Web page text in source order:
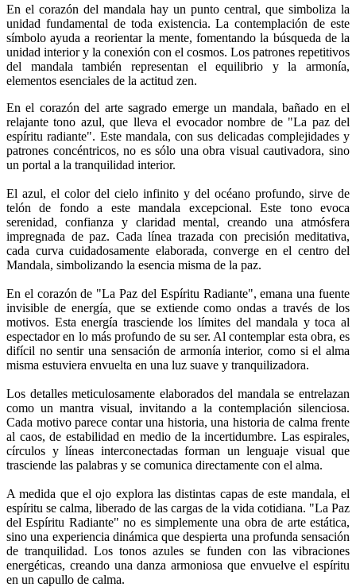
En el corazón del mandala hay un punto central, que simboliza la
unidad fundamental de toda existencia. La contemplación de este
símbolo ayuda a reorientar la mente, fomentando la búsqueda de la
unidad interior y la conexión con el cosmos. Los patrones repetitivos
del mandala también representan el equilibrio y la armonía,
elementos esenciales de la actitud zen.
En el corazón del arte sagrado emerge un mandala, bañado en el
relajante tono azul, que lleva el evocador nombre de "La paz del
espíritu radiante". Este mandala, con sus delicadas complejidades y
patrones concéntricos, no es sólo una obra visual cautivadora, sino
un portal a la tranquilidad interior.
El azul, el color del cielo infinito y del océano profundo, sirve de
telón de fondo a este mandala excepcional. Este tono evoca
serenidad, confianza y claridad mental, creando una atmósfera
impregnada de paz. Cada línea trazada con precisión meditativa,
cada curva cuidadosamente elaborada, converge en el centro del
Mandala, simbolizando la esencia misma de la paz.
En el corazón de "La Paz del Espíritu Radiante", emana una fuente
invisible de energía, que se extiende como ondas a través de los
motivos. Esta energía trasciende los límites del mandala y toca al
espectador en lo más profundo de su ser. Al contemplar esta obra, es
difícil no sentir una sensación de armonía interior, como si el alma
misma estuviera envuelta en una luz suave y tranquilizadora.
Los detalles meticulosamente elaborados del mandala se entrelazan
como un mantra visual, invitando a la contemplación silenciosa.
Cada motivo parece contar una historia, una historia de calma frente
al caos, de estabilidad en medio de la incertidumbre. Las espirales,
círculos y líneas interconectadas forman un lenguaje visual que
trasciende las palabras y se comunica directamente con el alma.
A medida que el ojo explora las distintas capas de este mandala, el
espíritu se calma, liberado de las cargas de la vida cotidiana. "La Paz
del Espíritu Radiante" no es simplemente una obra de arte estática,
sino una experiencia dinámica que despierta una profunda sensación
de tranquilidad. Los tonos azules se funden con las vibraciones
energéticas, creando una danza armoniosa que envuelve el espíritu
en un capullo de calma.